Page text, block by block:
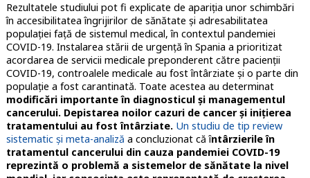
Rezultatele studiului pot fi explicate de apariția unor schimbări
în accesibilitatea îngrijirilor de sănătate și adresabilitatea
populației față de sistemul medical, în contextul pandemiei
COVID-19. Instalarea stării de urgență în Spania a prioritizat
acordarea de servicii medicale preponderent către pacienții
COVID-19, controalele medicale au fost întârziate și o parte din
populație a fost carantinată. Toate acestea au determinat
modificări importante în diagnosticul și managementul
cancerului. Depistarea noilor cazuri de cancer și inițierea
tratamentului au fost întârziate. Un studiu de tip review
sistematic și meta-analiză a concluzionat că întârzierile în
tratamentul cancerului din cauza pandemiei COVID-19
reprezintă o problemă a sistemelor de sănătate la nivel